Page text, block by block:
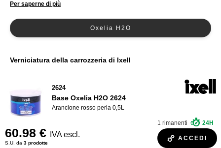
TUTORIAL E CONSIGLI
MaxMeyer Vernici
Vernici Nexa Autocolor
Vernici PPG
Vernici Standox
Per saperne di più
Oxelia H2O
Verniciatura della carrozzeria di Ixell
2624
Base Oxelia H2O 2624
Arancione rosso perla 0,5L
60.98 € IVA escl.
S.U. da 3 prodotte
1 rimanenti 24H
ACCEDI